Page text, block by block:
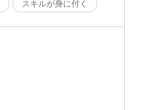
スキルが身に付く